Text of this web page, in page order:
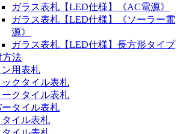
ガラス表札【LED仕様】《AC電源》
ガラス表札【LED仕様】《ソーラー電
源》
ガラス表札【LED仕様】長方形タイプ
方法
用表札
クタイル表札
クタイル表札
タイル表札
イル表札